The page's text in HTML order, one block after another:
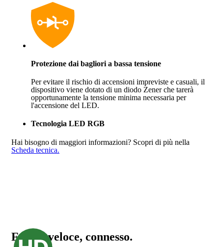
Protezione dai bagliori a bassa tensione
Per evitare il rischio di accensioni impreviste e casuali, il
dispositivo viene dotato di un diodo Zener che tarerà
opportunamente la tensione minima necessaria per
l'accensione del LED.
Tecnologia LED RGB
Hai bisogno di maggiori informazioni? Scopri di più nella
Scheda tecnica.
Facile, veloce, connesso.